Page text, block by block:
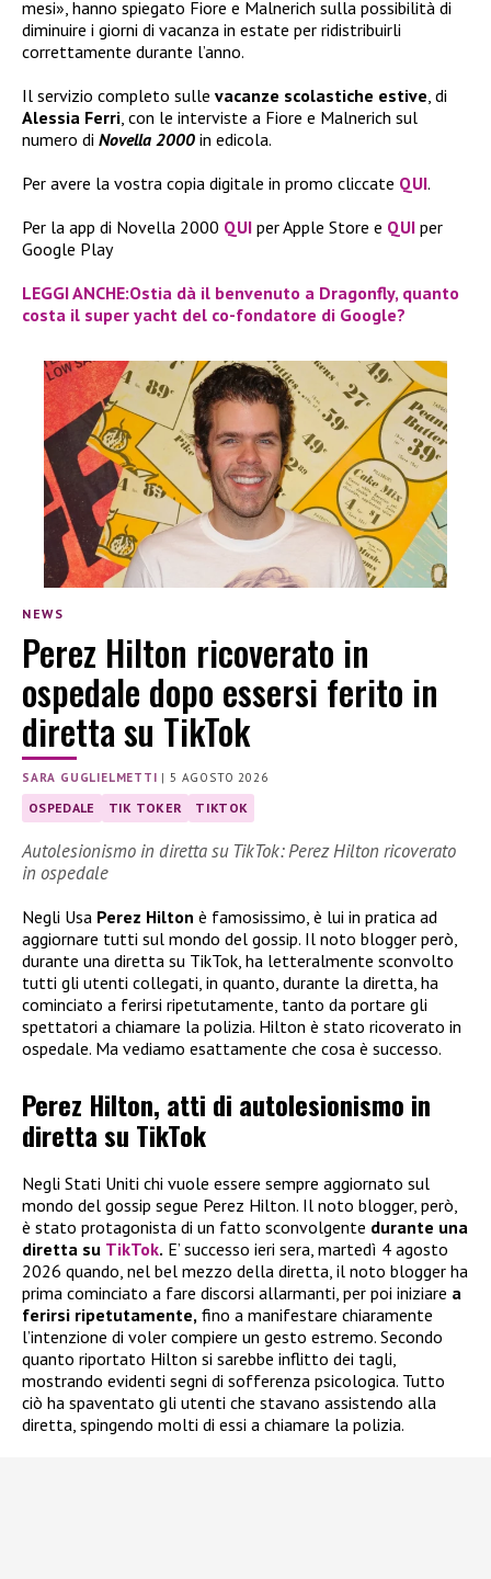
mesi», hanno spiegato Fiore e Malnerich sulla possibilità di
diminuire i giorni di vacanza in estate per ridistribuirli
correttamente durante l’anno.
Il servizio completo sulle vacanze scolastiche estive, di
Alessia Ferri, con le interviste a Fiore e Malnerich sul
numero di Novella 2000 in edicola.
Per avere la vostra copia digitale in promo cliccate QUI.
Per la app di Novella 2000 QUI per Apple Store e QUI per
Google Play
LEGGI ANCHE:Ostia dà il benvenuto a Dragonfly, quanto
costa il super yacht del co-fondatore di Google?
NEWS
Perez Hilton ricoverato in
ospedale dopo essersi ferito in
diretta su TikTok
SARA GUGLIELMETTI | 5 AGOSTO 2026
OSPEDALE TIK TOKER TIKTOK
Autolesionismo in diretta su TikTok: Perez Hilton ricoverato
in ospedale
Negli Usa Perez Hilton è famosissimo, è lui in pratica ad
aggiornare tutti sul mondo del gossip. Il noto blogger però,
durante una diretta su TikTok, ha letteralmente sconvolto
tutti gli utenti collegati, in quanto, durante la diretta, ha
cominciato a ferirsi ripetutamente, tanto da portare gli
spettatori a chiamare la polizia. Hilton è stato ricoverato in
ospedale. Ma vediamo esattamente che cosa è successo.
Perez Hilton, atti di autolesionismo in
diretta su TikTok
Negli Stati Uniti chi vuole essere sempre aggiornato sul
mondo del gossip segue Perez Hilton. Il noto blogger, però,
è stato protagonista di un fatto sconvolgente durante una
diretta su TikTok. E’ successo ieri sera, martedì 4 agosto
2026 quando, nel bel mezzo della diretta, il noto blogger ha
prima cominciato a fare discorsi allarmanti, per poi iniziare a
ferirsi ripetutamente, fino a manifestare chiaramente
l’intenzione di voler compiere un gesto estremo. Secondo
quanto riportato Hilton si sarebbe inflitto dei tagli,
mostrando evidenti segni di sofferenza psicologica. Tutto
ciò ha spaventato gli utenti che stavano assistendo alla
diretta, spingendo molti di essi a chiamare la polizia.